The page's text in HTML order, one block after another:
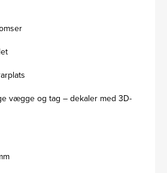
vægge og tag – dekaler med 3D-